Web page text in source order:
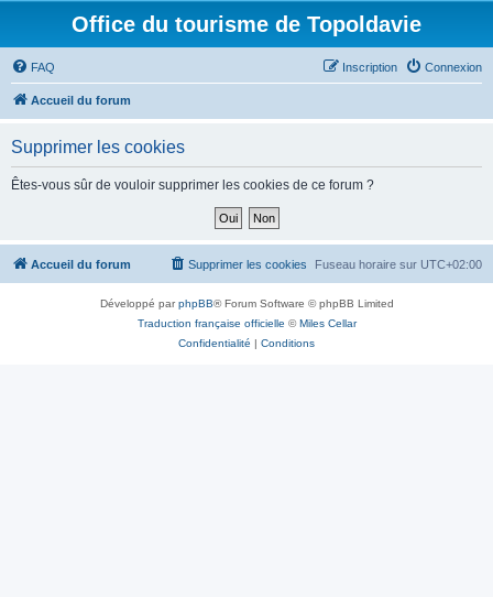
Office du tourisme de Topoldavie
FAQ Connexion
Inscription
Accueil du forum
Supprimer les cookies
Êtes-vous sûr de vouloir supprimer les cookies de ce forum ?
Accueil du forum Fuseau horaire sur UTC+02:00
Supprimer les cookies
Développé parphpBB® Forum Software © phpBB Limited
Traduction française officielle ©Miles Cellar
Confidentialité | Conditions